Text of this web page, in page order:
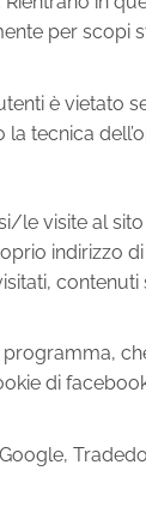
per scopi
è vietato
tecnica
le visite al
indirizzo
contenuti
di